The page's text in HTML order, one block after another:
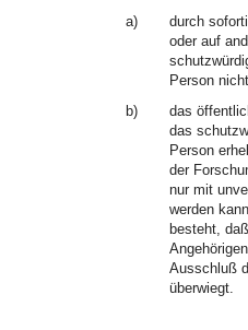
a)
durch
oder auf
Person
b)
das
das
Person
der
nur mit
werden
besteht,
Ausschluß
überwiegt.